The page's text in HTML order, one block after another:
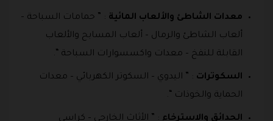
معدات الشاطئ والألعاب المائية : ” حمامات السباحة –
ألعاب الشاطئ والرمال – ألعاب المسابح والألعاب
القابلة للنفخ – معدات واكسسوارات السباحة “.
السكوترات : ” اليدوي – السكوتر الكهربائي – معدات
الحماية والخوذات “.
الحدائق والاسترخاء : ” الأثاث الخارجي – كراسي